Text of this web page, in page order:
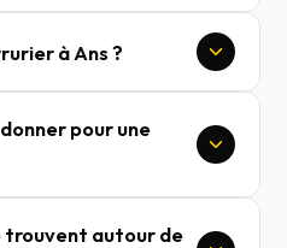
à Ans ?
pour une
trouvent autour de